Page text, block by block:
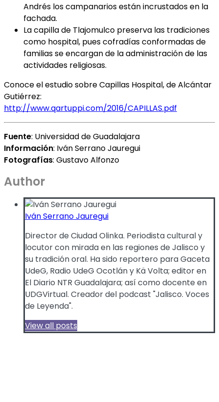
Andrés los campanarios están incrustados en la
fachada.
La capilla de Tlajomulco preserva las tradiciones
como hospital, pues cofradías conformadas de
familias se encargan de la administración de las
actividades religiosas.
Conoce el estudio sobre Capillas Hospital, de Alcántar
Gutiérrez:
http://www.qartuppi.com/2016/CAPILLAS.pdf
Fuente: Universidad de Guadalajara
Información: Iván Serrano Jauregui
Fotografías: Gustavo Alfonzo
Author
Iván Serrano Jauregui
Director de Ciudad Olinka. Periodista cultural y
locutor con mirada en las regiones de Jalisco y
su tradición oral. Ha sido reportero para Gaceta
UdeG, Radio UdeG Ocotlán y Kä Volta; editor en
El Diario NTR Guadalajara; así como docente en
UDGVirtual. Creador del podcast "Jalisco. Voces
de Leyenda".
View all posts